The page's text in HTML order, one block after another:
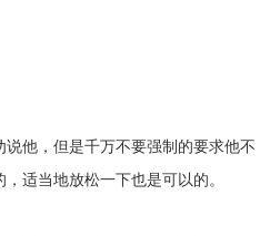
他，但是千万不要强制的要求他不
适当地放松一下也是可以的。